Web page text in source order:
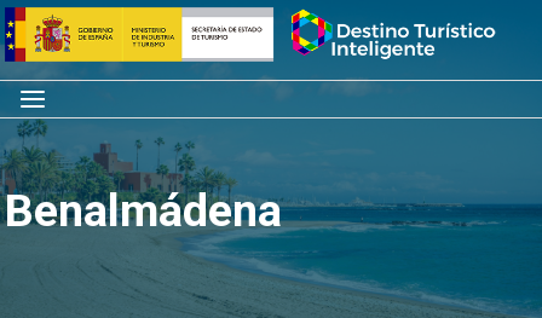
Saltar
al
contenido
Inicio
Menú
Benalmádena